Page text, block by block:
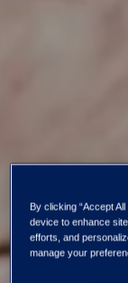
By clicking “Accept
device to enhance
efforts, and
manage your